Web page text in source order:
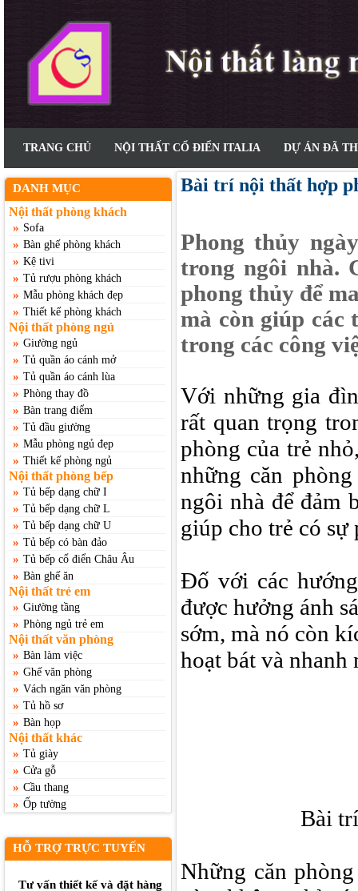
TRANG CHỦ NỘI THẤT CỔ ĐIỂN ITALIA DỰ ÁN ĐÃ
DANH MỤC
Nội thất phòng khách
» Sofa
» Bàn ghế phòng khách
» Kệ tivi
» Tủ rượu phòng khách
» Mẫu phòng khách đẹp
» Thiết kế phòng khách
Nội thất phòng ngủ
» Giường ngủ
» Tủ quần áo cánh mở
» Tủ quần áo cánh lùa
» Phòng thay đồ
» Bàn trang điểm
» Tủ đầu giường
» Mẫu phòng ngủ đẹp
» Thiết kế phòng ngủ
Nội thất phòng bếp
» Tủ bếp dạng chữ I
» Tủ bếp dạng chữ L
» Tủ bếp dạng chữ U
» Tủ bếp có bàn đảo
» Tủ bếp cổ điển Châu Âu
» Bàn ghế ăn
Nội thất trẻ em
» Giường tầng
» Phòng ngủ trẻ em
Nội thất văn phòng
» Bàn làm việc
» Ghế văn phòng
» Vách ngăn văn phòng
» Tủ hồ sơ
» Bàn họp
Nội thất khác
» Tủ giày
» Cửa gỗ
» Cầu thang
» Ốp tường
HỖ TRỢ TRỰC TUYẾN
Tư vấn thiết kế và đặt hàng
Bài trí nội thất hợp
Phong thủy
trong ngôi nhà.
phong thủy để
mà còn giúp các
trong các công
Với những gia
rất quan trọng
phòng của trẻ
những căn
ngôi nhà để đảm
giúp cho trẻ có sự
Đố với các
được hưởng ánh
sớm, mà nó còn
hoạt bát và nhanh
Bài
Những căn